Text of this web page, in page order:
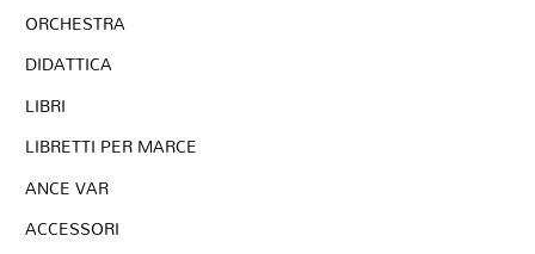
ORCHESTRA
DIDATTICA
LIBRI
LIBRETTI PER MARCE
ANCE VAR
ACCESSORI